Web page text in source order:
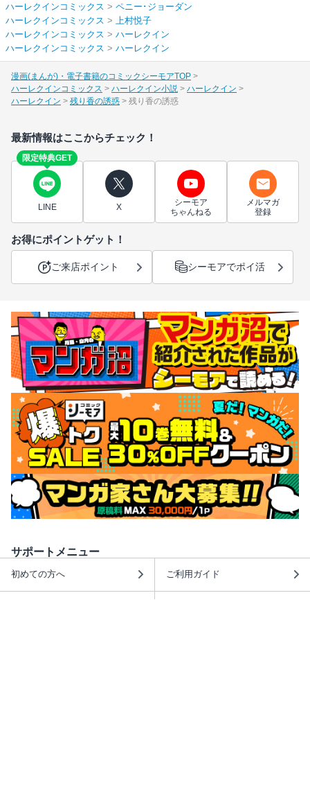
ハーレクインコミックス > ペニー･ジョーダン
ハーレクインコミックス >
上村悦子
ハーレクインコミックス > ハーレクイン
ハーレクインコミックス > ハーレクイン
漫画(まんが)・電子書籍のコミックシーモアTOP
ハーレクインコミックス
ハーレクイン小説
ハーレクイン
ハーレクイン
残り香の誘惑 残り香の誘惑
最新情報はここからチェック！
限定特典GET
LINE X
シーモア
ちゃんねる
メルマガ
登録
お得にポイントゲット！
ご来店ポイント シーモアでポイ活
サポートメニュー
初めての方へ ご利用ガイド